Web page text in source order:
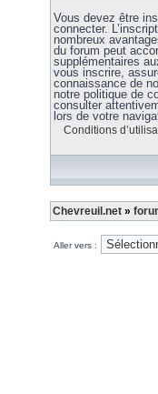
Vous devez être
connecter.
nombreux
du forum peut
supplémentaires
vous inscrire,
connaissance de
notre politique de
consulter
lors de votre
Conditions
Chevreuil.net »
Aller vers :